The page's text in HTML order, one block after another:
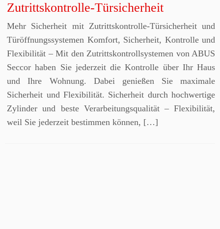
Zutrittskontrolle-Türsicherheit
Mehr Sicherheit mit Zutrittskontrolle-Türsicherheit und
Türöffnungssystemen Komfort, Sicherheit, Kontrolle und
Flexibilität – Mit den Zutrittskontrollsystemen von ABUS
Seccor haben Sie jederzeit die Kontrolle über Ihr Haus
und Ihre Wohnung. Dabei genießen Sie maximale
Sicherheit und Flexibilität. Sicherheit durch hochwertige
Zylinder und beste Verarbeitungsqualität – Flexibilität,
weil Sie jederzeit bestimmen können, […]